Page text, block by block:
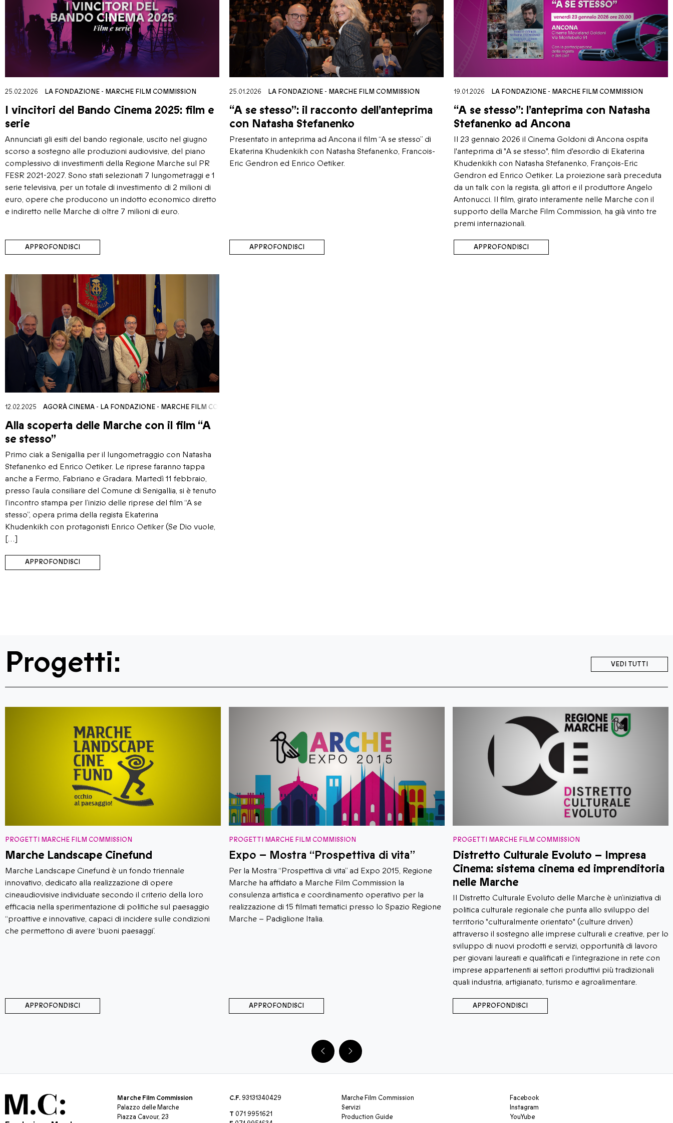
25.02.2026 LA FONDAZIONE- MARCHE FILM COMMISSION
I vincitori del Bando Cinema 2025: film e
serie
Annunciati gli esiti del bando regionale, uscito nel giugno
scorso a sostegno alle produzioni audiovisive, del piano
complessivo di investimenti della Regione Marche sul PR
FESR 2021-2027. Sono stati selezionati 7 lungometraggi e 1
serie televisiva, per un totale di investimento di 2 milioni di
euro, opere che producono un indotto economico diretto
e indiretto nelle Marche di oltre 7 milioni di euro.
APPROFONDISCI
25.01.2026 LA FONDAZIONE- MARCHE FILM COMMISSION
“A se stesso”: il racconto dell’anteprima
con Natasha Stefanenko
Presentato in anteprima ad Ancona il film “A se stesso” di
Ekaterina Khudenkikh con Natasha Stefanenko, Francois-
Eric Gendron ed Enrico Oetiker.
APPROFONDISCI
19.01.2026 LA FONDAZIONE- MARCHE FILM COMMISSION
“A se stesso”: l’anteprima con Natasha
Stefanenko ad Ancona
Il 23 gennaio 2026 il Cinema Goldoni di Ancona ospita
l'anteprima di "A se stesso", film d'esordio di Ekaterina
Khudenkikh con Natasha Stefanenko, François-Eric
Gendron ed Enrico Oetiker. La proiezione sarà preceduta
da un talk con la regista, gli attori e il produttore Angelo
Antonucci. Il film, girato interamente nelle Marche con il
supporto della Marche Film Commission, ha già vinto tre
premi internazionali.
APPROFONDISCI
12.02.2025 AGORÀ CINEMA- LA FONDAZIONE- MARCHE FILM COMMISSION
Alla scoperta delle Marche con il film “A
se stesso”
Primo ciak a Senigallia per il lungometraggio con Natasha
Stefanenko ed Enrico Oetiker. Le riprese faranno tappa
anche a Fermo, Fabriano e Gradara. Martedì 11 febbraio,
presso l’aula consiliare del Comune di Senigallia, si è tenuto
l’incontro stampa per l’inizio delle riprese del film “A se
stesso”, opera prima della regista Ekaterina
Khudenkikh con protagonisti Enrico Oetiker (Se Dio vuole,
[…]
APPROFONDISCI
Progetti: VEDI TUTTI
MARCHE FILM COMMISSION
Landscape Cinefund
Landscape Cinefund è un fondo triennale
dedicato alla realizzazione di opere
individuate secondo il criterio della loro
nella sperimentazione di politiche sul paesaggio
e innovative, capaci di incidere sulle condizioni
permettono di avere ‘buoni paesaggi’.
APPROFONDISCI
PROGETTI MARCHE FILM COMMISSION
Expo – Mostra “Prospettiva di vita”
Per la Mostra “Prospettiva di vita” ad Expo 2015, Regione
Marche ha affidato a Marche Film Commission la
consulenza artistica e coordinamento operativo per la
realizzazione di 15 filmati tematici presso lo Spazio Regione
Marche – Padiglione Italia.
APPROFONDISCI
PROGETTI MARCHE FILM COMMISSION
Distretto Culturale Evoluto – Impresa
Cinema: sistema cinema ed imprenditoria
nelle Marche
Il Distretto Culturale Evoluto delle Marche è un’iniziativa di
politica culturale regionale che punta allo sviluppo del
territorio "culturalmente orientato" (culture driven)
attraverso il sostegno alle imprese culturali e creative, per lo
sviluppo di nuovi prodotti e servizi, opportunità di lavoro
per giovani laureati e qualificati e l’integrazione in rete con
imprese appartenenti ai settori produttivi più tradizionali
quali industria, artigianato, turismo e agroalimentare.
APPROFONDISCI
Marche Film Commission
Palazzo delle Marche
Piazza Cavour, 23
C.F.93131340429
T 071 9951621
Marche Film Commission
Servizi
Production Guide
Facebook
Instagram
YouYube